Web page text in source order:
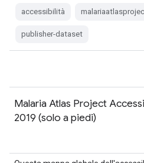
accessibilità
publisher-dataset
Malaria Atlas Project
2019 (solo a piedi)